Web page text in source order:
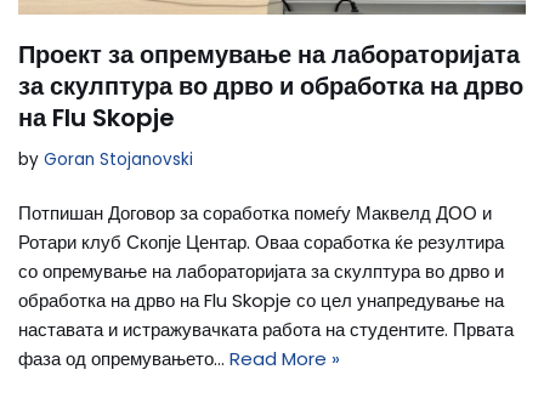
Проект за опремување на лабораторијата
за скулптура во дрво и обработка на дрво
на Flu Skopje
by Goran Stojanovski
Потпишан Договор за соработка помеѓу Маквелд ДОО и
Ротари клуб Скопје Центар. Оваа соработка ќе резултира
со опремување на лабораторијата за скулптура во дрво и
обработка на дрво на Flu Skopje со цел унапредување на
наставата и истражувачката работа на студентите. Првата
фаза од опремувањето… Read More »